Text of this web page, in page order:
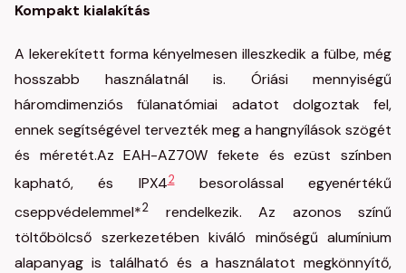
Kompakt kialakítás
A lekerekített forma kényelmesen illeszkedik a fülbe, még
hosszabb használatnál is. Óriási mennyiségű
háromdimenziós fülanatómiai adatot dolgoztak fel,
ennek segítségével tervezték meg a hangnyílások szögét
és méretét.Az EAH-AZ70W fekete és ezüst színben
kapható, és IPX42besorolással egyenértékű
cseppvédelemmel*2
rendelkezik. Az azonos színű
töltőbölcső szerkezetében kiváló minőségű alumínium
alapanyag is található és a használatot megkönnyítő,